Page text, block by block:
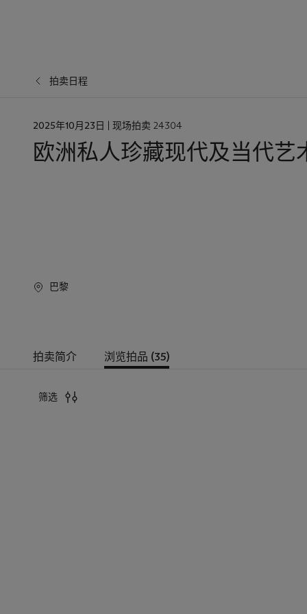
拍卖日程
日
2025年10月23日 | 现场拍卖 24304
欧洲私人珍藏现代及当代艺
巴黎
拍卖简介 浏览拍品 (35)
筛选